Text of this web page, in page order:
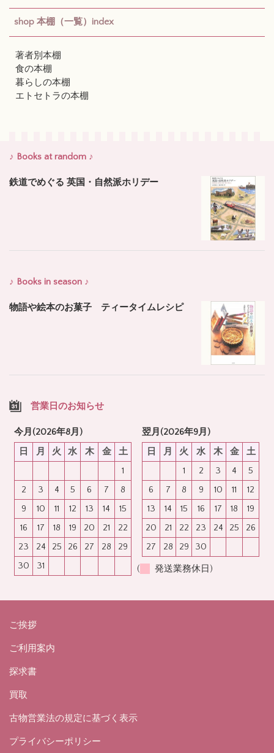
shop 本棚（一覧）index
著者別本棚
食の本棚
暮らしの本棚
エトセトラの本棚
♪ Books at random ♪
鉄道でめぐる 英国・自然派ホリデー
♪ Books in season ♪
物語や絵本のお菓子 ティータイムレシピ
営業日のお知らせ
今月(2026年8月)
日
月 火 水 木 金
土
1
2
3 4 5 6 7
8
9
10 11 12 13 14
15
16
17 18 19 20 21
22
23
24 25 26 27 28
29
30
31
翌月(2026年9月)
日
月 火 水 木 金
土
1
2 3 4
5
6
7 8 9 10 11
12
13
14 15 16 17 18
19
20
21 22 23 24 25
26
27
28 29 30
( 発送業務休日)
ご挨拶
ご利用案内
探求書
買取
古物営業法の規定に基づく表示
プライバシーポリシー